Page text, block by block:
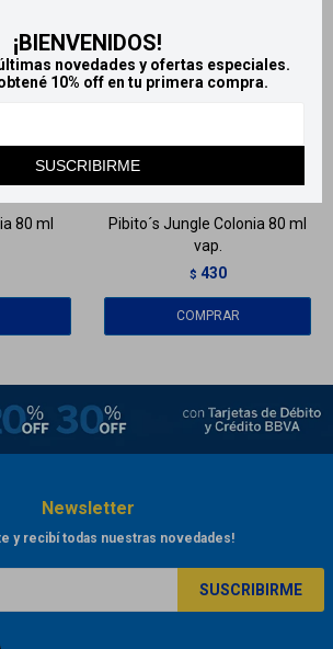
¡BIENVENIDOS!
novedades y ofertas especiales.
10% off en tu primera compra.
SUSCRIBIRME
80 ml
Pibito´s Jungle Colonia 80 ml
vap.
$ 430
Newsletter
y recibí todas nuestras novedades!
SUSCRIBIRME